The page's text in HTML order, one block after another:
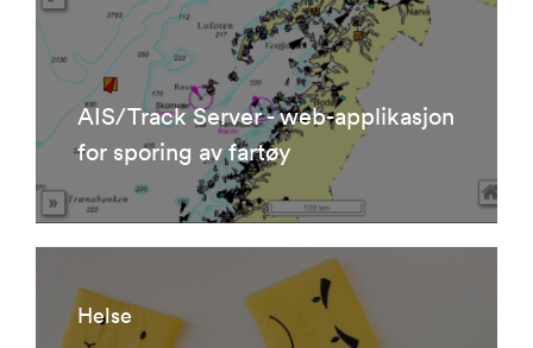
AIS/Track Server - web-applikasjon
for sporing av fartøy
Helse